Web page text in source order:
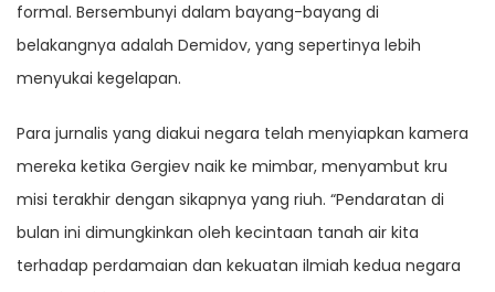
formal. Bersembunyi dalam bayang-bayang di
belakangnya adalah Demidov, yang sepertinya lebih
menyukai kegelapan.
Para jurnalis yang diakui negara telah menyiapkan kamera
mereka ketika Gergiev naik ke mimbar, menyambut kru
misi terakhir dengan sikapnya yang riuh. “Pendaratan di
bulan ini dimungkinkan oleh kecintaan tanah air kita
terhadap perdamaian dan kekuatan ilmiah kedua negara